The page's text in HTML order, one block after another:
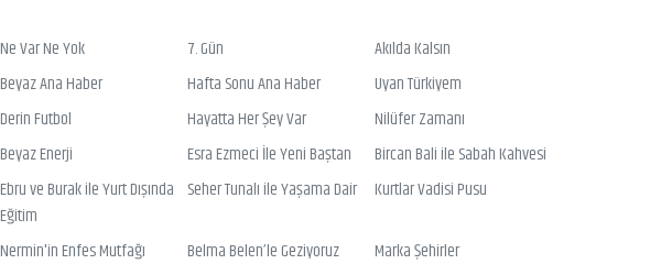
Ne Var Ne Yok 7. Gün
Akılda Kalsın
Beyaz Ana Haber Hafta Sonu Ana Haber
Uyan Türkiyem
Derin Futbol Hayatta Her Şey Var
Nilüfer Zamanı
Beyaz Enerji Esra Ezmeci İle Yeni Baştan
Bircan Bali ile Sabah Kahvesi
Ebru ve Burak ile Yurt Dışında
Eğitim
Seher Tunalı ile Yaşama Dair Kurtlar Vadisi Pusu
Nermin'in Enfes Mutfağı Belma Belen’le Geziyoruz
Marka Şehirler